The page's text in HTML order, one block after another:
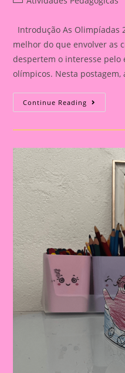
Introdução As Olimpíadas
melhor do que envolver as
despertem o interesse pelo
olímpicos. Nesta
Continue Reading Atividade
Com